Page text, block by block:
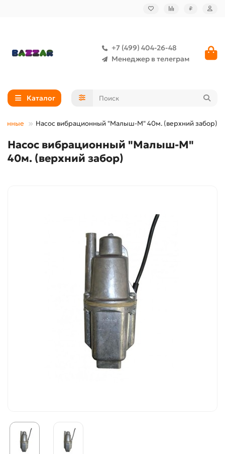
₽
+7 (499) 404-26-48
Менеджер в телеграм
Каталог
Насос вибрационный "Малыш-М" 40м. (верхний забор)
Насос вибрационный "Малыш-М"
40м. (верхний забор)